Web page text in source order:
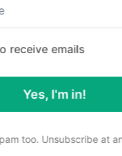
usar estes CRM
gratuitamente
do AIPRM.
gratuitamente para
CRM Prompts em ChatGPT
receive emails
Yes, I'm in!
too. Unsubscribe at